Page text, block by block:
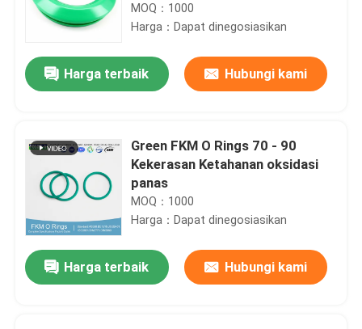
dan Mengurangi Frekuensi
Perawatan
MOQ：1000
Harga：Dapat dinegosiasikan
Harga terbaik Hubungi kami
Green FKM O Rings 70 - 90
Kekerasan Ketahanan oksidasi
panas
MOQ：1000
Harga：Dapat dinegosiasikan
Harga terbaik Hubungi kami